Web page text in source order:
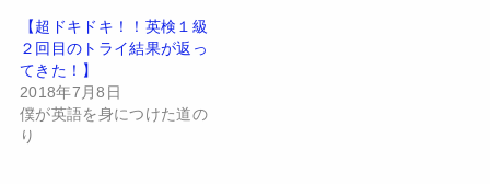
い
ウ
ィ
ン
ド
ウ
で
開
し
て
く
さ
い
(
新
【超ドキドキ！！英検１級
２回目のトライ結果が返っ
てきた！】
2018年7月8日
僕が英語を身につけた道の
り